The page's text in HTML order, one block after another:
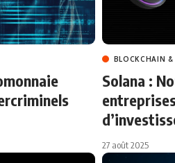
BLOCKCHAIN &
Solana :
27 août 2025